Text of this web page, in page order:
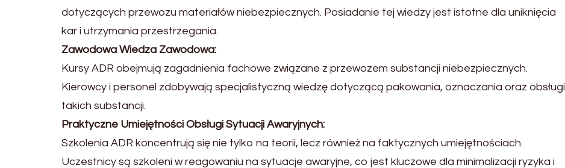
dotyczących przewozu materiałów niebezpiecznych. Posiadanie tej wiedzy jest istotne dla uniknięcia
kar i utrzymania przestrzegania.
Zawodowa Wiedza Zawodowa:
Kursy ADR obejmują zagadnienia fachowe związane z przewozem substancji niebezpiecznych.
Kierowcy i personel zdobywają specjalistyczną wiedzę dotyczącą pakowania, oznaczania oraz obsługi
takich substancji.
Praktyczne Umiejętności Obsługi Sytuacji Awaryjnych:
Szkolenia ADR koncentrują się nie tylko na teorii, lecz również na faktycznych umiejętnościach.
Uczestnicy są szkoleni w reagowaniu na sytuacje awaryjne, co jest kluczowe dla minimalizacji ryzyka i